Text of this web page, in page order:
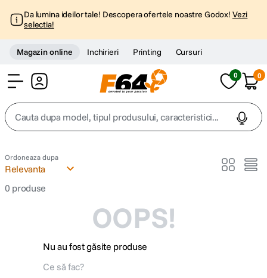
Da lumina ideilor tale! Descopera ofertele noastre Godox! Vezi
selectia!
Magazin online Inchirieri Printing Cursuri
0 0
Cauta dupa model, tipul produsului, caracteristici...
peak design
Ordoneaza dupa
Relevanta
0 produse
OOPS!
Nu au fost găsite produse
Ce să fac?